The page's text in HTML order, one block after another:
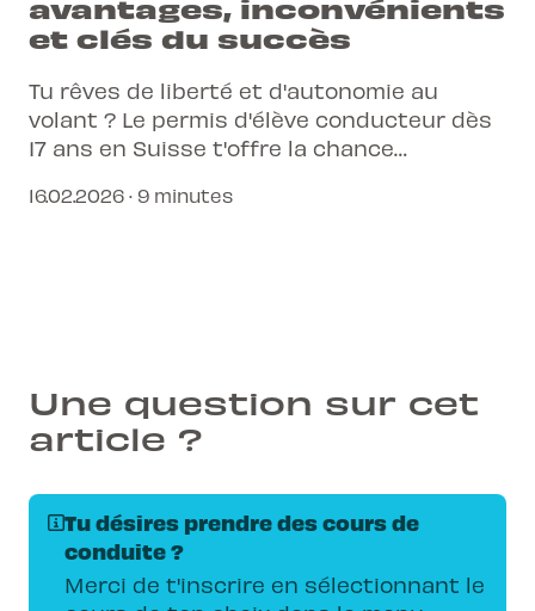
avantages, inconvénients
et clés du succès
Tu rêves de liberté et d'autonomie au
volant ? Le permis d'élève conducteur dès
17 ans en Suisse t'offre la chance
tes 18 ans.
16.02.2026 · 9 minutes
Une question sur cet
article ?
Tu désires prendre des cours de
conduite ?
Merci de t'inscrire en sélectionnant le